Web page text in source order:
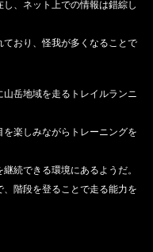
、ネット上での情報は錯綜し
ており、怪我が多くなることで
岳地域を走るトレイルランニ
楽しみながらトレーニングを
続できる環境にあるようだ。
階段を登ることで走る能力を